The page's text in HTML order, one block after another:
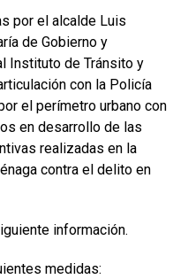
por el alcalde Luis
de Gobierno y
Instituto de Tránsito y
con la Policía
el perímetro urbano con
en desarrollo de las
realizadas en la
contra el delito en
información.
medidas: